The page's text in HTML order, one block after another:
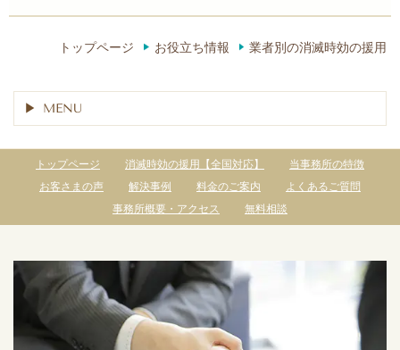
トップページ お役立ち情報 業者別の消滅時効の援用
MENU
トップページ 消滅時効の援用【全国対応】
当事務所の特徴
お客さまの声
解決事例 料金のご案内
よくあるご質問
事務所概要・アクセス
無料相談